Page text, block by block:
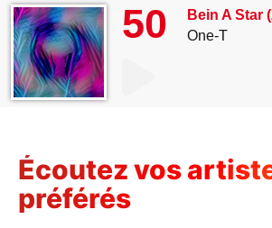
50
Bein A Star
One-T
Écoutez vos
préférés